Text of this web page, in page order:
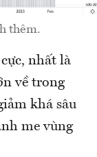
thêm.
nhất là
về trong
khá sâu
me vùng